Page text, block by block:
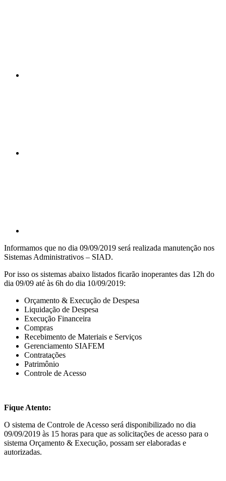
Informamos que no dia 09/09/2019 será realizada manutenção nos
Sistemas Administrativos – SIAD.
Por isso os sistemas abaixo listados ficarão inoperantes das 12h do
dia 09/09 até às 6h do dia 10/09/2019:
Orçamento & Execução de Despesa
Liquidação de Despesa
Execução Financeira
Compras
Recebimento de Materiais e Serviços
Gerenciamento SIAFEM
Contratações
Patrimônio
Controle de Acesso
Fique Atento:
O sistema de Controle de Acesso será disponibilizado no dia
09/09/2019 às 15 horas para que as solicitações de acesso para o
sistema Orçamento & Execução, possam ser elaboradas e
autorizadas.